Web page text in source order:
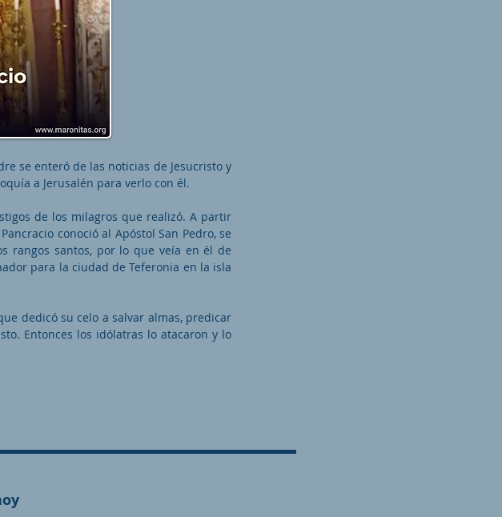
se enteró de las noticias de Jesucristo y
a Jerusalén para verlo con él.
de los milagros que realizó. A partir
conoció al Apóstol San Pedro, se
rangos santos, por lo que veía en él de
para la ciudad de Teferonia en la isla
dedicó su celo a salvar almas, predicar
Entonces los idólatras lo atacaron y lo